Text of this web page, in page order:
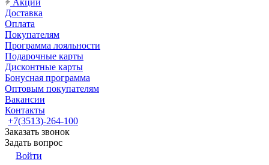
Акции
Доставка
Оплата
Покупателям
Программа лояльности
Подарочные карты
Дисконтные карты
Бонусная программа
Оптовым покупателям
Вакансии
Контакты
+7(3513)-264-100
Заказать звонок
Задать вопрос
Войти